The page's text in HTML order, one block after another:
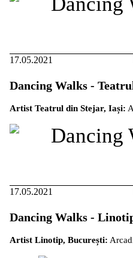
17.05.2021
Dancing Walks -
Artist Teatrul din Stejar, Iași:
17.05.2021
Dancing Walks -
Artist Linotip, București: